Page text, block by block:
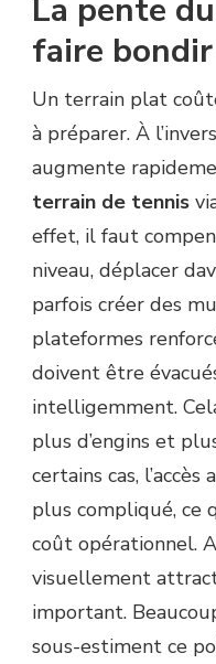
La pente
faire
Un terrain plat
à préparer. À
augmente
terrain de tennis
effet, il faut
niveau, déplacer
parfois créer des
plateformes
doivent être
intelligemment.
plus d’engins et
certains cas,
plus compliqué, ce
coût opérationnel.
visuellement
important.
sous-estiment ce